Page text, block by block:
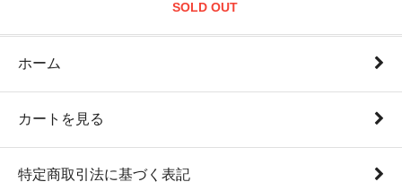
SOLD OUT
ホーム
カートを見る
特定商取引法に基づく表記